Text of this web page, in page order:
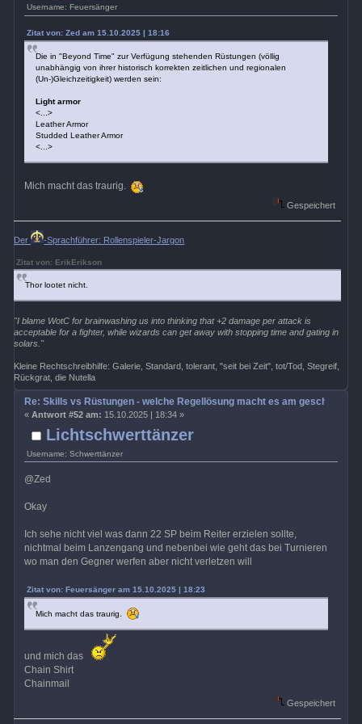
Username: Feuersänger
Zitat von: Zed am 15.10.2025 | 18:16
Die in "Beyond Time" zur Verfügung stehenden Rüstungen (völlig
unabhängig von ihrer historisch korrekten zeitlichen und regionalen
(Un-)Gleichzeitigkeit) werden sein:
Light armor
<...>
Leather Armor
Studded Leather Armor
<...>
Mich macht das traurig.
Gespeichert
Der -Sprachführer: Rollenspieler-Jargon
Zitat von: ErikErikson
Thor lootet nicht.
"I blame WotC for brainwashing us into thinking that +2 damage per attack is
acceptable for a fighter, while wizards can get away with stopping time and gating in
solars."
Kleine Rechtschreibhilfe: Galerie, Standard, tolerant, "seit bei Zeit", tot/Tod, Stegreif,
Rückgrat, die Nutella
Lichtschwerttänzer
Username: Schwerttänzer
Re: Skills vs Rüstungen - welche Regellösung macht es am
« Antwort #52 am: 15.10.2025 | 18:34 »
@Zed
Okay
Ich sehe nicht viel was dann 22 SP beim Reiter erzielen sollte,
nichtmal beim Lanzengang und nebenbei wie geht das bei Turnieren
wo man den Gegner werfen aber nicht verletzen will
Zitat von: Feuersänger am 15.10.2025 | 18:23
Mich macht das traurig.
und mich das
Chain Shirt
Chainmail
Gespeichert